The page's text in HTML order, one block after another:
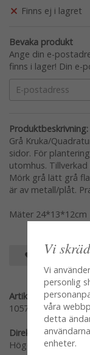
Finns ej i lagret
Bevaka produkt
Ange din e-
finns i lager! Din e-
Produktbeskrivning:
Grå Kruka/
sidor. För
utomhus.
Mörk grå lätt grå
är av metall/plåt.
Mäter 24*13*12cm
SPARA SOM
Artikelnummer:
1057
Direktlänk:
Högerklicka och
Vi
Vi
personlig
våra
detta
enheter.